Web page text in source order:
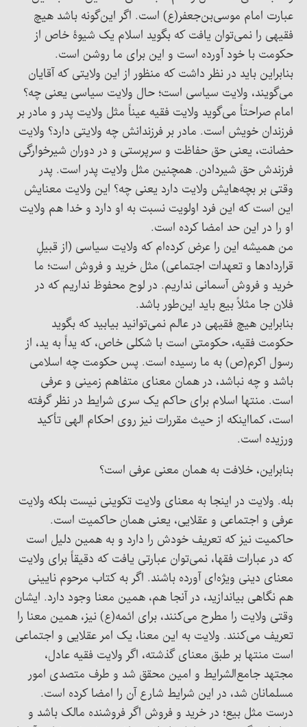
عبارت امام موسی‌بن‌جعفر(ع) است. اگر این‌گونه باشد هیچ
فقیهی را نمی‌توان یافت که بگوید اسلام یک شیوۀ خاص از
حکومت با خود آورده است و این برای ما روشن است.
بنابراین باید در نظر داشت که منظور از این ولایتی که آقایان
می‌گویند، ولایت سیاسی است؛ حال ولایت سیاسی یعنی چه؟
امام صراحتاً می‌گوید ولایت فقیه عیناً مثل ولایت پدر و مادر بر
فرزندان خویش است. مادر بر فرزندانش چه ولایتی دارد؟ ولایت
حضانت، یعنی حق حفاظت و سرپرستی و در دوران شیرخوارگی
فرزندش حق شیردادن. همچنین مثل ولایت پدر است. پدر
وقتی بر بچه‌هایش ولایت دارد یعنی چه؟ این ولایت معنایش
این است که این فرد اولویت نسبت به او دارد و خدا هم ولایت
او را در این حد امضا کرده است.
من همیشه این را عرض کرده‌ام که ولایت سیاسی (از قبیلِ
قراردادها و تعهدات اجتماعی) مثل خرید و فروش است؛ ما
خرید و فروش آسمانی نداریم. در لوح محفوظ نداریم که در
فلان جا مثلاً بیع باید این‌طور باشد.
بنابراین هیچ فقیهی در عالم نمی‌توانید بیابید که بگوید
حکومت فقیه، حکومتی است با شکلی خاص، که یداً به ید، از
رسول اکرم(ص) به ما رسیده است. پس حکومت چه اسلامی
باشد و چه نباشد، در همان معنای متفاهم زمینی و عرفی
است. منتها اسلام برای حاکم یک سری شرایط در نظر گرفته
است، کمااینکه از حیث مقررات نیز روی احکام الهی تأکید
ورزیده است.
بنابراین، خلافت به همان معنی عرفی است؟
بله. ولایت در اینجا به معنای ولایت تکوینی نیست بلکه ولایت
عرفی و اجتماعی و عقلایی، یعنی همان حاکمیت است.
حاکمیت نیز که تعریف خودش را دارد و به همین دلیل است
که در عبارات فقها، نمی‌توان عبارتی یافت که دقیقاً برای ولایت
معنای دینی ویژه‌ای آورده باشند. اگر به کتاب مرحوم نایینی
هم نگاهی بیاندازید، در آنجا هم، همین معنا وجود دارد. ایشان
وقتی ولایت را مطرح می‌کنند، برای ائمه(ع) نیز، همین معنا را
تعریف می‌کنند. ولایت به این معنا، یک امر عقلایی و اجتماعی
است منتها بر طبق معنای گذشته، اگر ولایت فقیه عادل،
مجتهد جامع‌الشرایط و امین محقق شد و طرف متصدی امور
مسلمانان شد، در این شرایط شارع آن را امضا کرده است.
درست مثل بیع؛ در خرید و فروش اگر فروشنده مالک باشد و